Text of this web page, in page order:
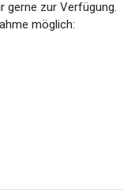
gerne zur Verfügung.
möglich: